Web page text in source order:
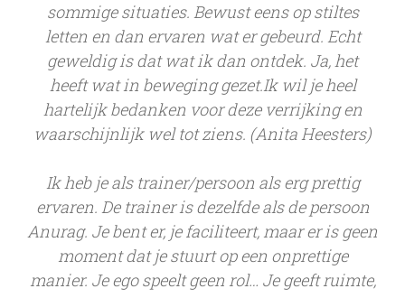
sommige situaties. Bewust eens op stiltes
letten en dan ervaren wat er gebeurd. Echt
geweldig is dat wat ik dan ontdek. Ja, het
heeft wat in beweging gezet.Ik wil je heel
hartelijk bedanken voor deze verrijking en
waarschijnlijk wel tot ziens. (Anita Heesters)
Ik heb je als trainer/persoon als erg prettig
ervaren. De trainer is dezelfde als de persoon
Anurag. Je bent er, je faciliteert, maar er is geen
moment dat je stuurt op een onprettige
manier. Je ego speelt geen rol… Je geeft ruimte,